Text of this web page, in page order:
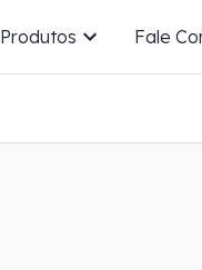
Produtos Fale